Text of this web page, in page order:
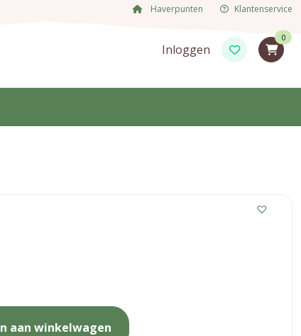
Haverpunten Klantenservice
Inloggen
0
aan winkelwagen